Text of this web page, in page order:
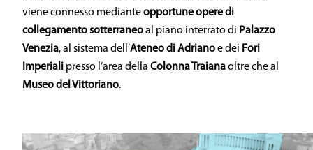
viene connesso medianteopportune opere di
collegamento sotterraneoal piano interrato di Palazzo
Venezia, al sistema dell’Ateneo di Adrianoe dei Fori
Imperiali presso l’area della Colonna Traianaoltre che al
Museo del Vittoriano.